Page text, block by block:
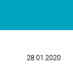
Vídeo-Feedback
28.01.2020